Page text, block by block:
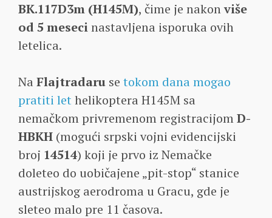
BK.117D3m (H145M), čime je nakonviše
od 5 mesecinastavljena isporuka ovih
letelica.
Na Flajtradaru se tokom dana mogao
pratiti lethelikoptera H145M sa
nemačkom privremenom registracijomD-
HBKH (mogući srpski vojni evidencijski
broj 14514) koji je prvo iz Nemačke
doleteo do uobičajene „pit-stop“ stanice
austrijskog aerodroma u Gracu, gde je
sleteo malo pre 11 časova.